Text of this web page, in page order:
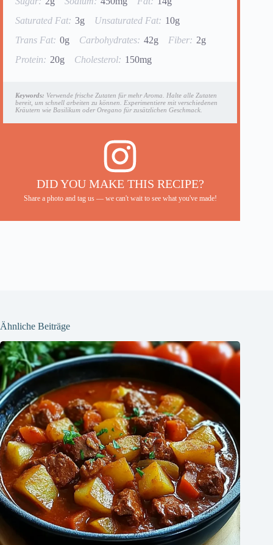
Saturated Fat: 3g Unsaturated Fat: 10g
Trans Fat: 0g Carbohydrates: 42g Fiber: 2g
Protein: 20g Cholesterol: 150mg
Keywords: Verwende frische Zutaten für mehr Aroma. Halte alle Zutaten
bereit, um schnell arbeiten zu können. Experimentiere mit verschiedenen
Kräutern wie Basilikum oder Oregano für zusätzlichen Geschmack.
DID YOU MAKE THIS RECIPE?
Share a photo and tag us — we can't wait to see what you've made!
Ähnliche Beiträge